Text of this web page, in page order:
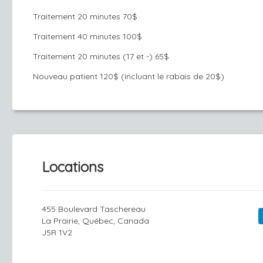
Traitement 20 minutes 70$
Traitement 40 minutes 100$
Traitement 20 minutes (17 et -) 65$
Nouveau patient 120$ (incluant le rabais de 20$)
Locations
455 Boulevard Taschereau
La Prairie, Québec, Canada
J5R 1V2